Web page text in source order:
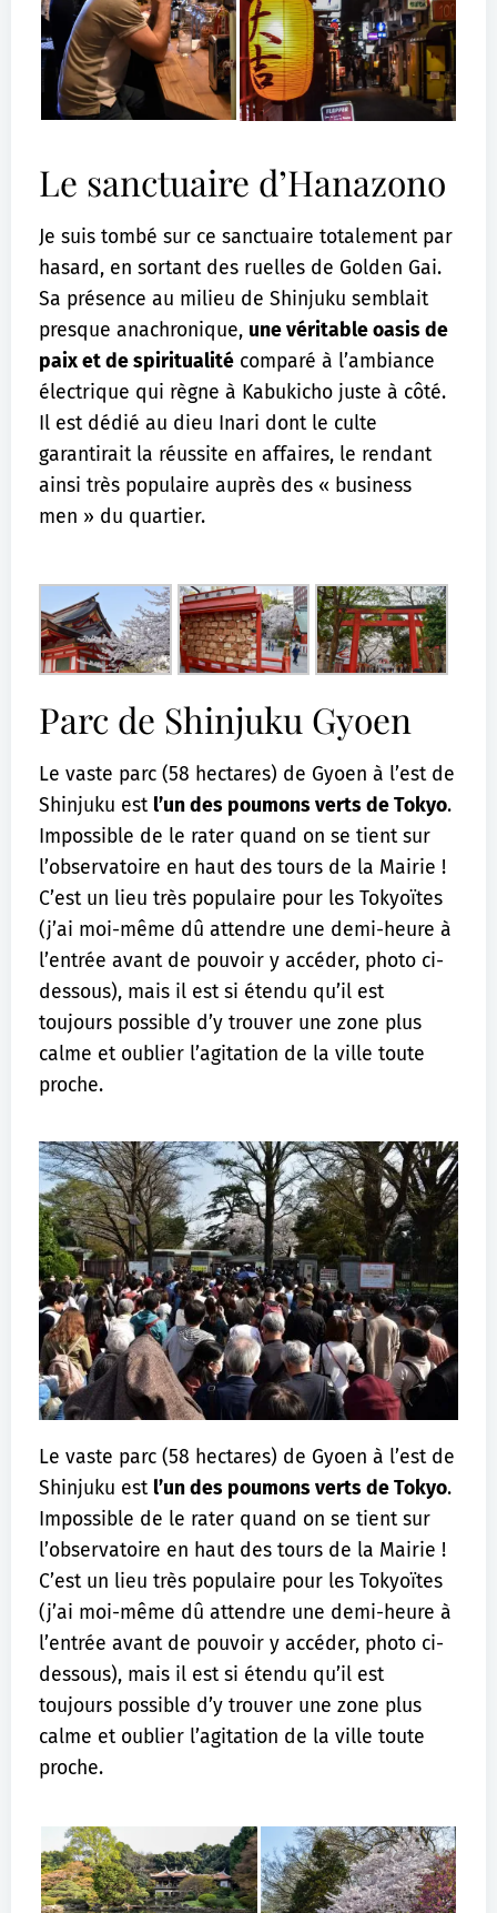
Le sanctuaire d’Hanazono
Je suis tombé sur ce sanctuaire totalement par
hasard, en sortant des ruelles de Golden Gai.
Sa présence au milieu de Shinjuku semblait
presque anachronique, une véritable oasis de
paix et de spiritualité comparé à l’ambiance
électrique qui règne à Kabukicho juste à côté.
Il est dédié au dieu Inari dont le culte
garantirait la réussite en affaires, le rendant
ainsi très populaire auprès des « business
men » du quartier.
Parc de Shinjuku Gyoen
Le vaste parc (58 hectares) de Gyoen à l’est de
Shinjuku est l’un des poumons verts de Tokyo.
Impossible de le rater quand on se tient sur
l’observatoire en haut des tours de la Mairie !
C’est un lieu très populaire pour les Tokyoïtes
(j’ai moi-même dû attendre une demi-heure à
l’entrée avant de pouvoir y accéder, photo ci-
dessous), mais il est si étendu qu’il est
toujours possible d’y trouver une zone plus
calme et oublier l’agitation de la ville toute
proche.
Le vaste parc (58 hectares) de Gyoen à l’est de
Shinjuku est l’un des poumons verts de Tokyo.
Impossible de le rater quand on se tient sur
l’observatoire en haut des tours de la Mairie !
C’est un lieu très populaire pour les Tokyoïtes
(j’ai moi-même dû attendre une demi-heure à
l’entrée avant de pouvoir y accéder, photo ci-
dessous), mais il est si étendu qu’il est
toujours possible d’y trouver une zone plus
calme et oublier l’agitation de la ville toute
proche.